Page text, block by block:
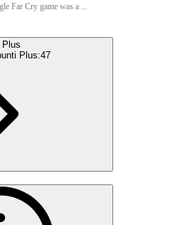
Far Cry game was a ...
Plus
Plus:47